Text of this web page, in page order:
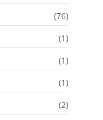
(76)
(1)
(1)
(1)
(2)